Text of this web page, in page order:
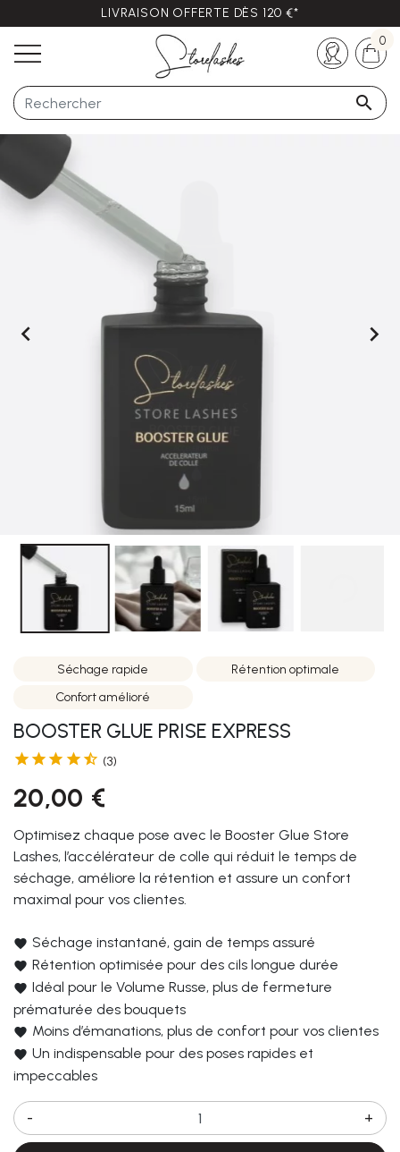
LIVRAISON OFFERTE DÈS 120 €*
Des questions ?
+33 (0)5 57 21 62 94

0
 
Séchage rapide
Rétention optimale
Confort amélioré
BOOSTER GLUE PRISE EXPRESS
     (3)
20,00 €
Optimisez chaque pose avec le Booster Glue Store
Lashes, l’accélérateur de colle qui réduit le temps de
séchage, améliore la rétention et assure un confort
maximal pour vos clientes.
Séchage instantané, gain de temps assuré
Rétention optimisée pour des cils longue durée
Idéal pour le Volume Russe, plus de fermeture
prématurée des bouquets
Moins d’émanations, plus de confort pour vos clientes
Un indispensable pour des poses rapides et
impeccables
- +